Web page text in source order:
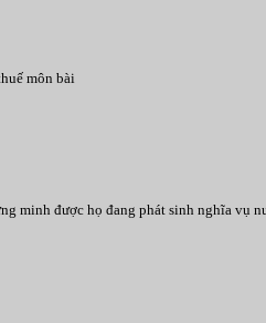
môn bài
minh được họ đang phát sinh nghĩa vụ